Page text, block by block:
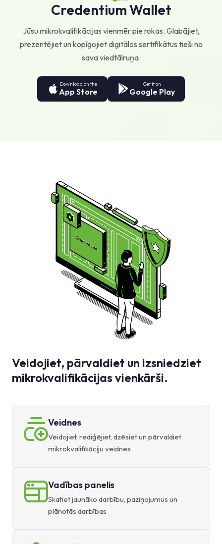
Credentium Wallet
Jūsu mikrokvalifikācijas vienmēr pie rokas. Glabājiet,
prezentējiet un kopīgojiet digitālos sertifikātus tieši no
sava viedtālruņa.
Download on the
App Store
Get it on
Google Play
Veidojiet, pārvaldiet un izsniedziet
mikrokvalifikācijas vienkārši.
Veidnes
Veidojiet, rediģējiet, dzēsiet un pārvaldiet
mikrokvalifikāciju veidnes
Vadības panelis
Skatiet jaunāko darbību, paziņojumus un
plānotās darbības